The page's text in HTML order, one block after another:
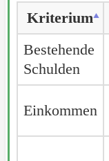
Kriterium
Bestehende
Schulden
Einkommen